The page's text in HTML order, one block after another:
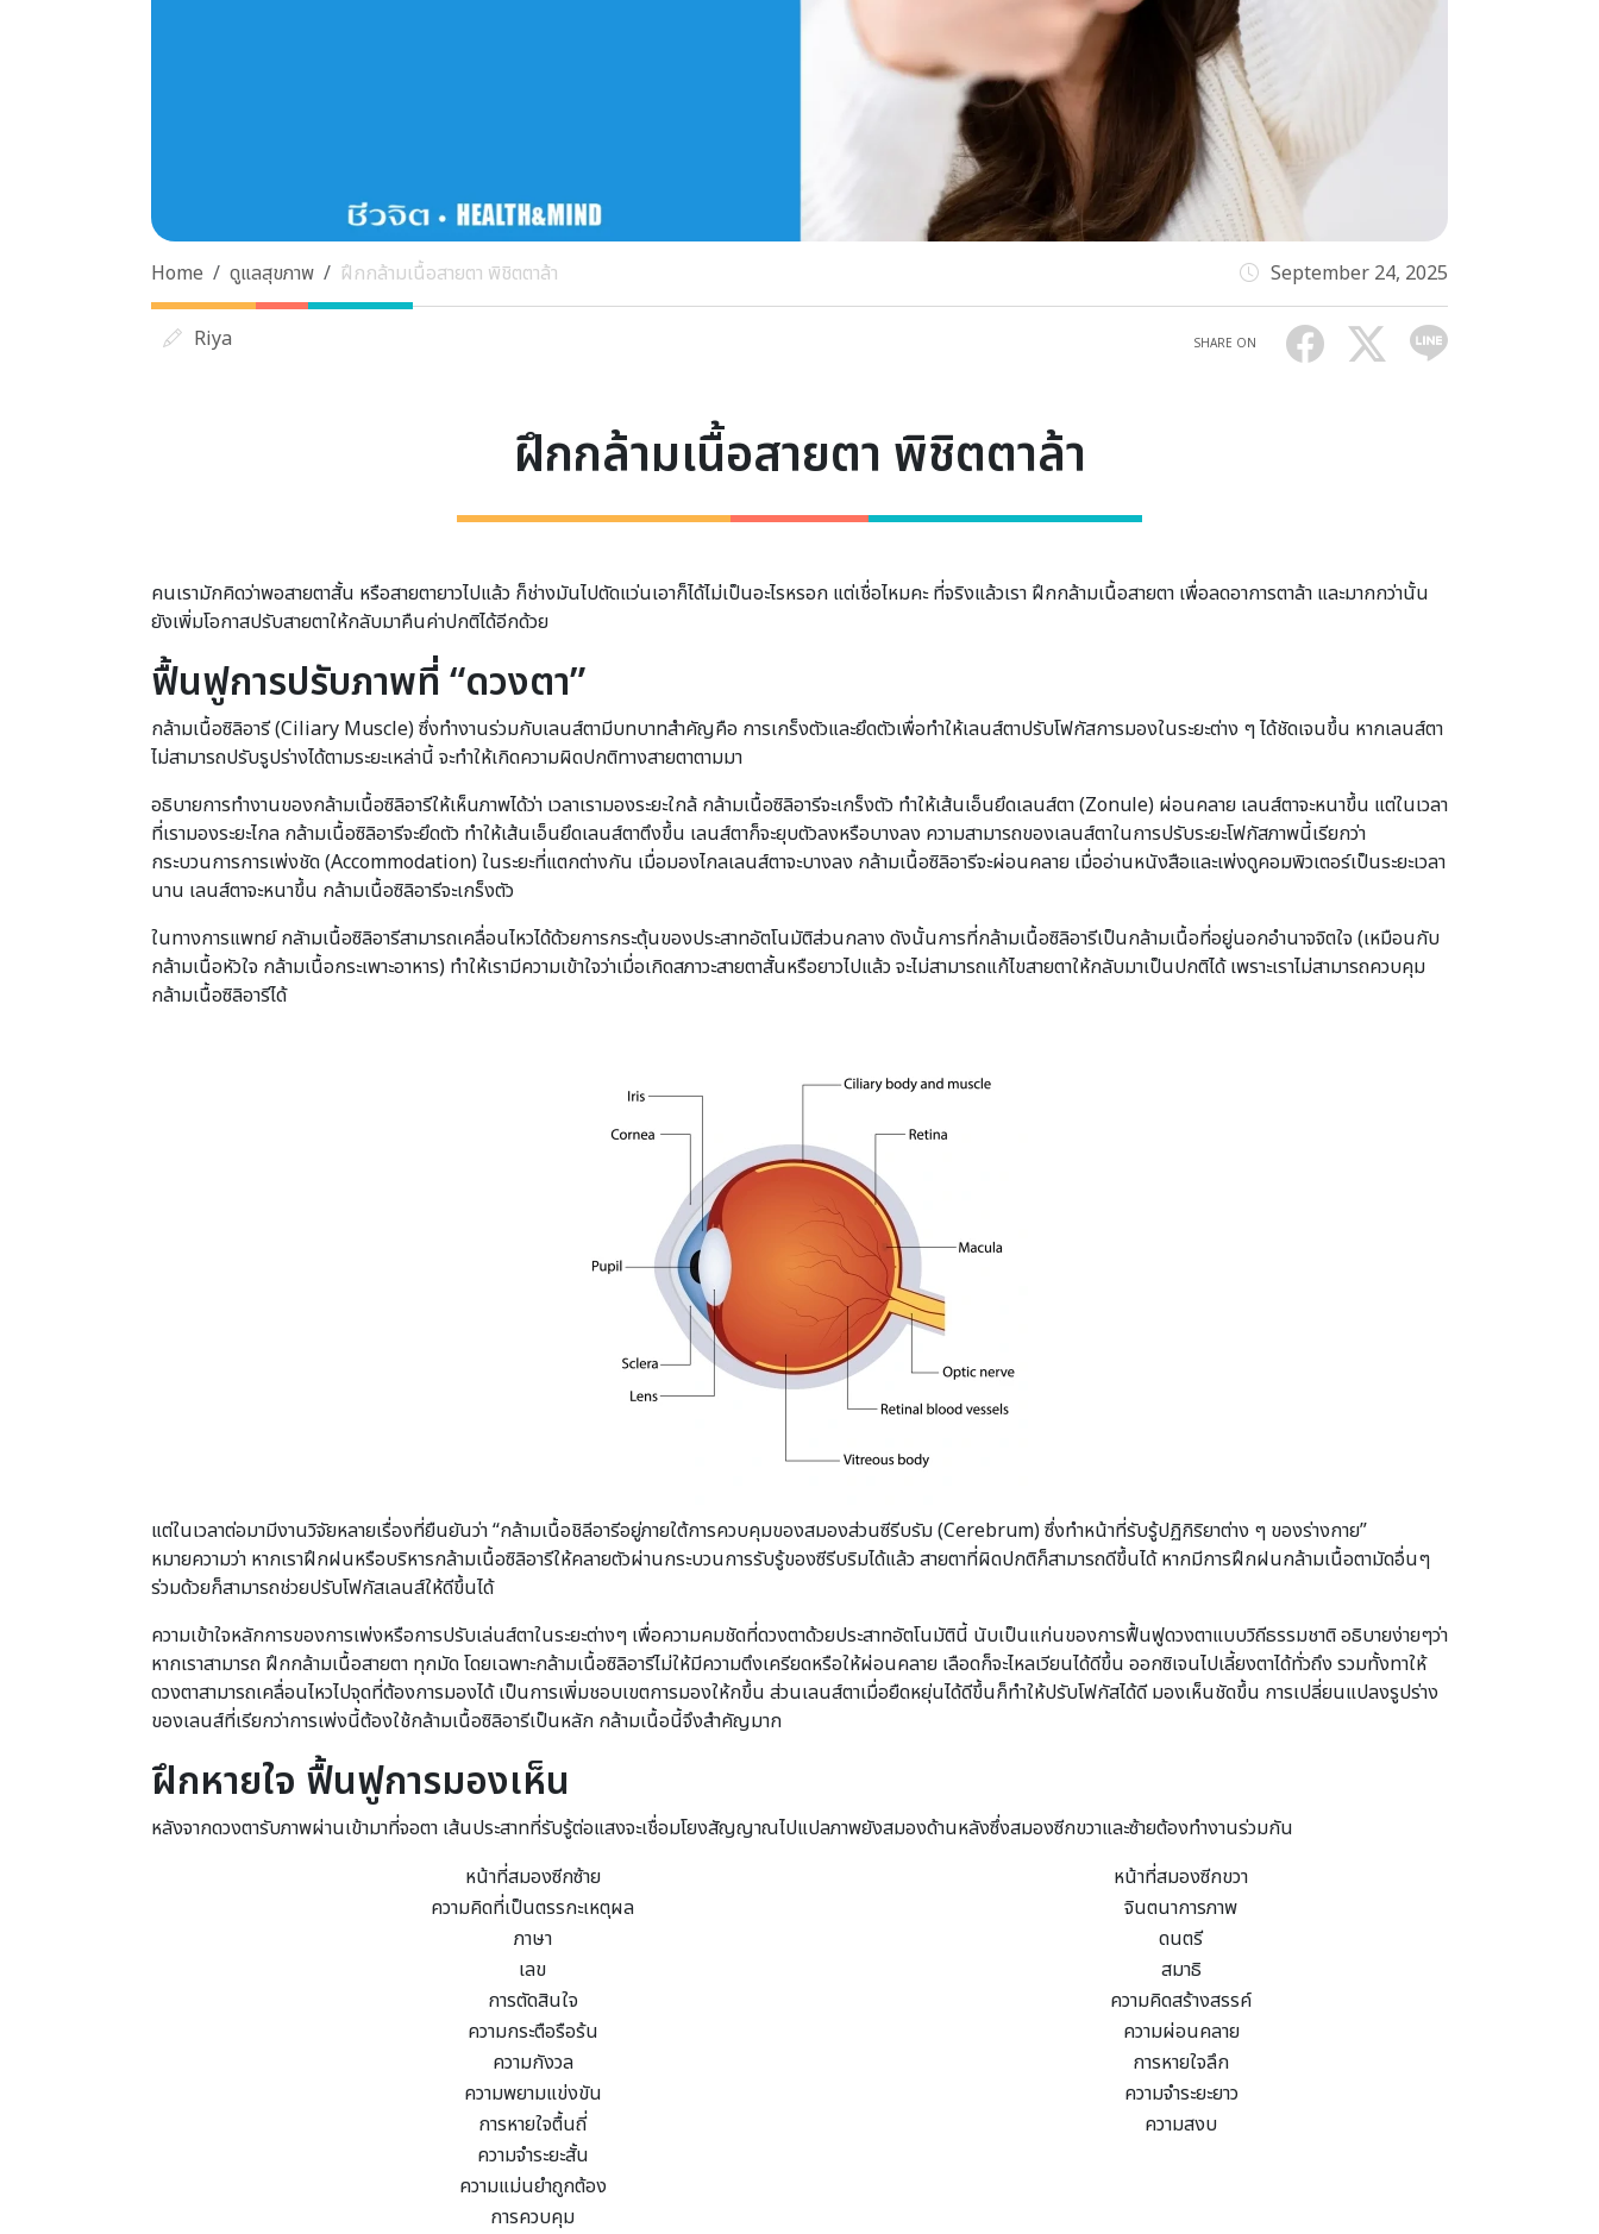
Home ดูแลสุขภาพ ฝึกกล้ามเนื้อสายตา พิชิตตาล้า September 24, 2025
Riya SHARE ON
ฝึกกล้ามเนื้อสายตา พิชิตตาล้า
คนเรามักคิดว่าพอสายตาสั้น หรือสายตายาวไปแล้ว ก็ช่างมันไปตัดแว่นเอาก็ได้ไม่เป็นอะไรหรอก แต่เชื่อไหมคะ ที่จริงแล้วเรา ฝึกกล้ามเนื้อสายตา เพื่อลดอาการตาล้า และมากกว่านั้น
ยังเพิ่มโอกาสปรับสายตาให้กลับมาคืนค่าปกติได้อีกด้วย
ฟื้นฟูการปรับภาพที่ “ดวงตา”
กล้ามเนื้อซิลิอารี (Ciliary Muscle) ซึ่งทำงานร่วมกับเลนส์ตามีบทบาทสำคัญคือ การเกร็งตัวและยึดตัวเพื่อทำให้เลนส์ตาปรับโฟกัสการมองในระยะต่าง ๆ ได้ชัดเจนขึ้น หากเลนส์ตา
ไม่สามารถปรับรูปร่างได้ตามระยะเหล่านี้ จะทำให้เกิดความผิดปกติทางสายตาตามมา
อธิบายการทำงานของกล้ามเนื้อซิลิอารีให้เห็นภาพได้ว่า เวลาเรามองระยะใกล้ กล้ามเนื้อซิลิอารีจะเกร็งตัว ทำให้เส้นเอ็นยึดเลนส์ตา (Zonule) ผ่อนคลาย เลนส์ตาจะหนาขึ้น แต่ในเวลา
ที่เรามองระยะไกล กล้ามเนื้อซิลิอารีจะยึดตัว ทำให้เส้นเอ็นยึดเลนส์ตาตึงขึ้น เลนส์ตาก็จะยุบตัวลงหรือบางลง ความสามารถของเลนส์ตาในการปรับระยะโฟกัสภาพนี้เรียกว่า
กระบวนการการเพ่งชัด (Accommodation) ในระยะที่แตกต่างกัน เมื่อมองไกลเลนส์ตาจะบางลง กล้ามเนื้อซิลิอารีจะผ่อนคลาย เมื่ออ่านหนังสือและเพ่งดูคอมพิวเตอร์เป็นระยะเวลา
นาน เลนส์ตาจะหนาขึ้น กล้ามเนื้อซิลิอารีจะเกร็งตัว
ในทางการแพทย์ กลัามเนื้อซิลิอารีสามารถเคลื่อนไหวได้ด้วยการกระตุ้นของประสาทอัตโนมัติส่วนกลาง ดังนั้นการที่กล้ามเนื้อซิลิอารีเป็นกล้ามเนื้อที่อยู่นอกอำนาจจิตใจ (เหมือนกับ
กล้ามเนื้อหัวใจ กล้ามเนื้อกระเพาะอาหาร) ทำให้เรามีความเข้าใจว่าเมื่อเกิดสภาวะสายตาสั้นหรือยาวไปแล้ว จะไม่สามารถแก้ไขสายตาให้กลับมาเป็นปกติได้ เพราะเราไม่สามารถควบคุม
กล้ามเนื้อซิลิอารีได้
แต่ในเวลาต่อมามีงานวิจัยหลายเรื่องที่ยืนยันว่า “กล้ามเนื้อชิลีอารีอยู่ภายใต้การควบคุมของสมองส่วนซีรีบรัม (Cerebrum) ซึ่งทำหน้าที่รับรู้ปฏิกิริยาต่าง ๆ ของร่างกาย”
หมายความว่า หากเราฝึกฝนหรือบริหารกล้ามเนื้อซิลิอารีให้คลายตัวผ่านกระบวนการรับรู้ของซีรีบริมได้แล้ว สายตาที่ผิดปกติก็สามารถดีขึ้นได้ หากมีการฝึกฝนกล้ามเนื้อตามัดอื่นๆ
ร่วมด้วยก็สามารถช่วยปรับโฟกัสเลนส์ให้ดีขึ้นได้
ความเข้าใจหลักการของการเพ่งหรือการปรับเล่นส์ตาในระยะต่างๆ เพื่อความคมชัดที่ดวงตาด้วยประสาทอัตโนมัตินี้ นับเป็นแก่นของการฟื้นฟูดวงตาแบบวิถีธรรมชาติ อธิบายง่ายๆว่า
หากเราสามารถ ฝึกกล้ามเนื้อสายตา ทุกมัด โดยเฉพาะกล้ามเนื้อซิลิอารีไม่ให้มีความตึงเครียดหรือให้ผ่อนคลาย เลือดก็จะไหลเวียนได้ดีขึ้น ออกซิเจนไปเลี้ยงตาได้ทั่วถึง รวมทั้งทาให้
ดวงตาสามารถเคลื่อนไหวไปจุดที่ต้องการมองได้ เป็นการเพิ่มชอบเขตการมองให้กขึ้น ส่วนเลนส์ตาเมื่อยืดหยุ่นได้ดีขึ้นก็ทำให้ปรับโฟกัสได้ดี มองเห็นชัดขึ้น การเปลี่ยนแปลงรูปร่าง
ของเลนส์ที่เรียกว่าการเพ่งนี้ต้องใช้กล้ามเนื้อซิลิอารีเป็นหลัก กล้ามเนื้อนี้จึงสำคัญมาก
ฝึกหายใจ ฟื้นฟูการมองเห็น
หลังจากดวงตารับภาพผ่านเข้ามาที่จอตา เส้นประสาทที่รับรู้ต่อแสงจะเชื่อมโยงสัญญาณไปแปลภาพยังสมองด้านหลังซึ่งสมองซีกขวาและซ้ายต้องทำงานร่วมกัน
หน้าที่สมองซีกซ้าย
หน้าที่สมองซีกขวา
ความคิดที่เป็นตรรกะเหตุผล
จินตนาการภาพ
ภาษา
ดนตรี
เลข
สมาธิ
การตัดสินใจ
ความคิดสร้างสรรค์
ความกระตือรือร้น
ความผ่อนคลาย
ความกังวล
การหายใจลึก
ความพยามแข่งขัน
ความจำระยะยาว
การหายใจตื้นถี่
ความสงบ
ความจำระยะสั้น
ความแม่นยำถูกต้อง
การควบคุม